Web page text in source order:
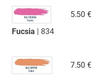
Fucsia | 834
5.50 €
7.50 €